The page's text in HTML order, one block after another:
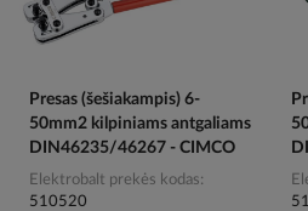
Presas (šešiakampis) 6-
50mm2 kilpiniams antgaliams
DIN46235/46267 - CIMCO
Elektrobalt prekės kodas
510520